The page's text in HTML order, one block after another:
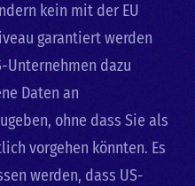
kein mit der EU
garantiert werden
Unternehmen dazu
Daten an
ohne dass Sie als
vorgehen könnten. Es
werden, dass US-